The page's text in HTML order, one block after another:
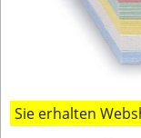
Sie erhalten